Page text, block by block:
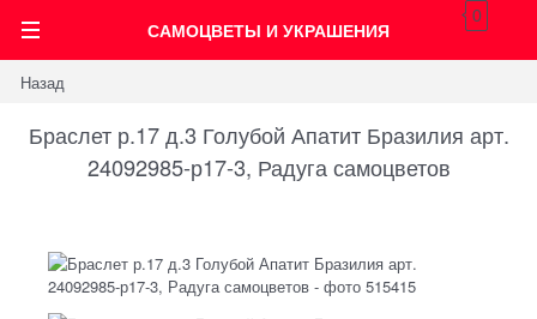
САМОЦВЕТЫ И УКРАШЕНИЯ
0
Назад
Браслет р.17 д.3 Голубой Апатит Бразилия арт.
24092985-р17-3, Радуга самоцветов